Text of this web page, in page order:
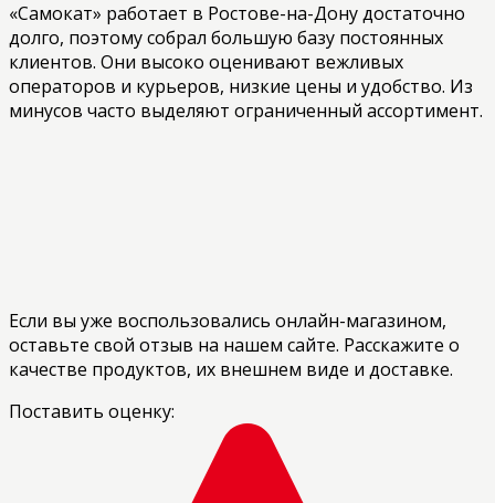
«Самокат» работает в Ростове-на-Дону достаточно
долго, поэтому собрал большую базу постоянных
клиентов. Они высоко оценивают вежливых
операторов и курьеров, низкие цены и удобство. Из
минусов часто выделяют ограниченный ассортимент.
Если вы уже воспользовались онлайн-магазином,
оставьте свой отзыв на нашем сайте. Расскажите о
качестве продуктов, их внешнем виде и доставке.
Поставить оценку: